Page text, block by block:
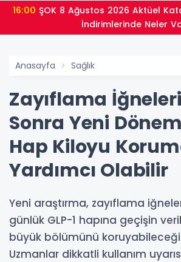
16:00
İndirimlerinde Neler
Anasayfa Sağlık
Zayıflama
Sonra Yeni
Hap Kiloyu
Yardımcı Olabilir
Yeni araştırma, zayıflama
günlük GLP-1 hapına geçişin
büyük bölümünü
Uzmanlar dikkatli kullanım